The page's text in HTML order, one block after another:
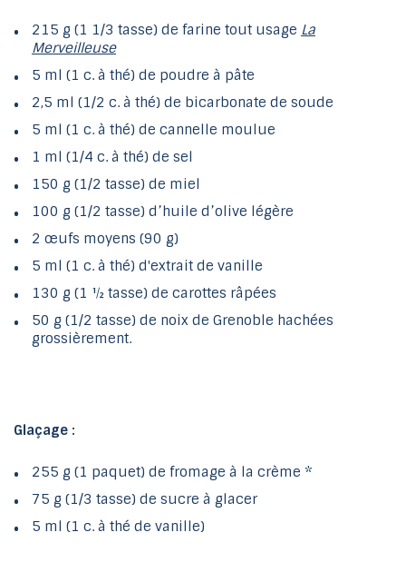
215 g (1 1/3 tasse) de farine tout usage La
Merveilleuse
5 ml (1 c. à thé) de poudre à pâte
2,5 ml (1/2 c. à thé) de bicarbonate de soude
5 ml (1 c. à thé) de cannelle moulue
1 ml (1/4 c. à thé) de sel
150 g (1/2 tasse) de miel
100 g (1/2 tasse) d’huile d’olive légère
2 œufs moyens (90 g)
5 ml (1 c. à thé) d'extrait de vanille
130 g (1 ½ tasse) de carottes râpées
50 g (1/2 tasse) de noix de Grenoble hachées
grossièrement.
Glaçage :
255 g (1 paquet) de fromage à la crème *
75 g (1/3 tasse) de sucre à glacer
5 ml (1 c. à thé de vanille)